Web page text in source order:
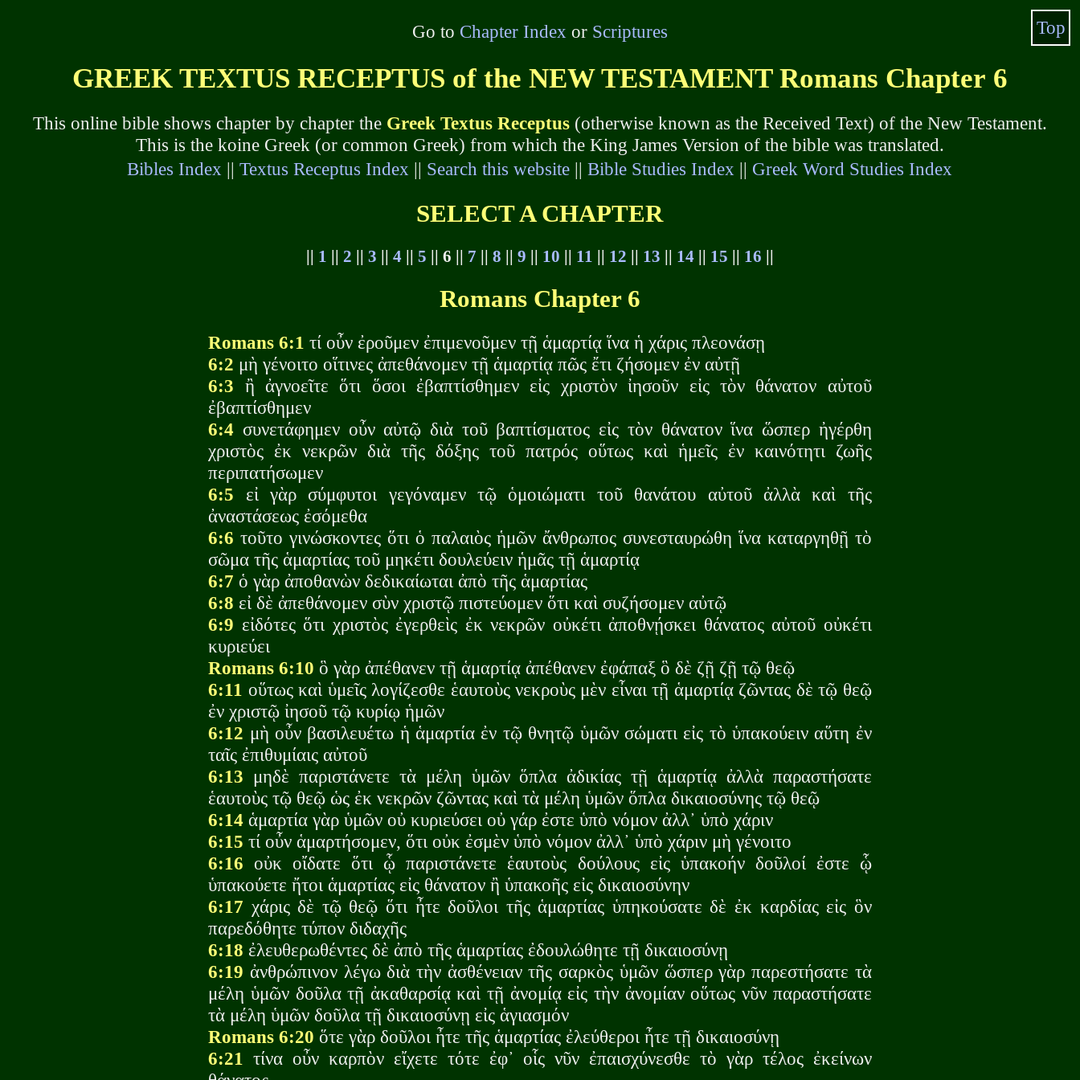
Go to Chapter Index or Scriptures
GREEK TEXTUS RECEPTUS of the NEW TESTAMENT Romans Chapter 6
This online bible shows chapter by chapter the Greek Textus Receptus(otherwise known as the Received Text) of the New Testament.
This is the koine Greek (or common Greek) from which the King James Version of the bible was translated.
Bibles Index ||Textus Receptus Index || Search this website ||Bible Studies Index || Greek Word Studies Index
SELECT A CHAPTER
|| 1 || 2 || 3 || 4|| 5 || 6 || 7 || 8 || 9 || 10 || 11 || 12 || 13 || 14|| 15 || 16 ||
Romans Chapter 6
Romans 6:1 τί οὖν ἐροῦμεν ἐπιμενοῦμεν τῇ ἁμαρτίᾳ ἵνα ἡ χάρις πλεονάσῃ
6:2 μὴ γένοιτο οἵτινες ἀπεθάνομεν τῇ ἁμαρτίᾳ πῶς ἔτι ζήσομεν ἐν αὐτῇ
6:3 ἢ ἀγνοεῖτε ὅτι ὅσοι ἐβαπτίσθημεν εἰς χριστὸν ἰησοῦν εἰς τὸν θάνατον αὐτοῦ
ἐβαπτίσθημεν
6:4 συνετάφημεν οὖν αὐτῷ διὰ τοῦ βαπτίσματος εἰς τὸν θάνατον ἵνα ὥσπερ ἠγέρθη
χριστὸς ἐκ νεκρῶν διὰ τῆς δόξης τοῦ πατρός οὕτως καὶ ἡμεῖς ἐν καινότητι ζωῆς
περιπατήσωμεν
6:5 εἰ γὰρ σύμφυτοι γεγόναμεν τῷ ὁμοιώματι τοῦ θανάτου αὐτοῦ ἀλλὰ καὶ τῆς
ἀναστάσεως ἐσόμεθα
6:6 τοῦτο γινώσκοντες ὅτι ὁ παλαιὸς ἡμῶν ἄνθρωπος συνεσταυρώθη ἵνα καταργηθῇ τὸ
σῶμα τῆς ἁμαρτίας τοῦ μηκέτι δουλεύειν ἡμᾶς τῇ ἁμαρτίᾳ
6:7 ὁ γὰρ ἀποθανὼν δεδικαίωται ἀπὸ τῆς ἁμαρτίας
6:8 εἰ δὲ ἀπεθάνομεν σὺν χριστῷ πιστεύομεν ὅτι καὶ συζήσομεν αὐτῷ
6:9 εἰδότες ὅτι χριστὸς ἐγερθεὶς ἐκ νεκρῶν οὐκέτι ἀποθνῄσκει θάνατος αὐτοῦ οὐκέτι
κυριεύει
Romans 6:10 ὃ γὰρ ἀπέθανεν τῇ ἁμαρτίᾳ ἀπέθανεν ἐφάπαξ ὃ δὲ ζῇ ζῇ τῷ θεῷ
6:11 οὕτως καὶ ὑμεῖς λογίζεσθε ἑαυτοὺς νεκροὺς μὲν εἶναι τῇ ἁμαρτίᾳ ζῶντας δὲ τῷ θεῷ
ἐν χριστῷ ἰησοῦ τῷ κυρίῳ ἡμῶν
6:12 μὴ οὖν βασιλευέτω ἡ ἁμαρτία ἐν τῷ θνητῷ ὑμῶν σώματι εἰς τὸ ὑπακούειν αὕτη ἐν
ταῖς ἐπιθυμίαις αὐτοῦ
6:13 μηδὲ παριστάνετε τὰ μέλη ὑμῶν ὅπλα ἀδικίας τῇ ἁμαρτίᾳ ἀλλὰ παραστήσατε
ἑαυτοὺς τῷ θεῷ ὡς ἐκ νεκρῶν ζῶντας καὶ τὰ μέλη ὑμῶν ὅπλα δικαιοσύνης τῷ θεῷ
6:14 ἁμαρτία γὰρ ὑμῶν οὐ κυριεύσει οὐ γάρ ἐστε ὑπὸ νόμον ἀλλ᾽ ὑπὸ χάριν
6:15 τί οὖν ἁμαρτήσομεν, ὅτι οὐκ ἐσμὲν ὑπὸ νόμον ἀλλ᾽ ὑπὸ χάριν μὴ γένοιτο
6:16 οὐκ οἴδατε ὅτι ᾧ παριστάνετε ἑαυτοὺς δούλους εἰς ὑπακοήν δοῦλοί ἐστε ᾧ
ὑπακούετε ἤτοι ἁμαρτίας εἰς θάνατον ἢ ὑπακοῆς εἰς δικαιοσύνην
6:17 χάρις δὲ τῷ θεῷ ὅτι ἦτε δοῦλοι τῆς ἁμαρτίας ὑπηκούσατε δὲ ἐκ καρδίας εἰς ὃν
παρεδόθητε τύπον διδαχῆς
6:18 ἐλευθερωθέντες δὲ ἀπὸ τῆς ἁμαρτίας ἐδουλώθητε τῇ δικαιοσύνῃ
6:19 ἀνθρώπινον λέγω διὰ τὴν ἀσθένειαν τῆς σαρκὸς ὑμῶν ὥσπερ γὰρ παρεστήσατε τὰ
μέλη ὑμῶν δοῦλα τῇ ἀκαθαρσίᾳ καὶ τῇ ἀνομίᾳ εἰς τὴν ἀνομίαν οὕτως νῦν παραστήσατε
τὰ μέλη ὑμῶν δοῦλα τῇ δικαιοσύνῃ εἰς ἁγιασμόν
Romans 6:20 ὅτε γὰρ δοῦλοι ἦτε τῆς ἁμαρτίας ἐλεύθεροι ἦτε τῇ δικαιοσύνῃ
6:21 τίνα οὖν καρπὸν εἴχετε τότε ἐφ᾽ οἷς νῦν ἐπαισχύνεσθε τὸ γὰρ τέλος ἐκείνων
Top